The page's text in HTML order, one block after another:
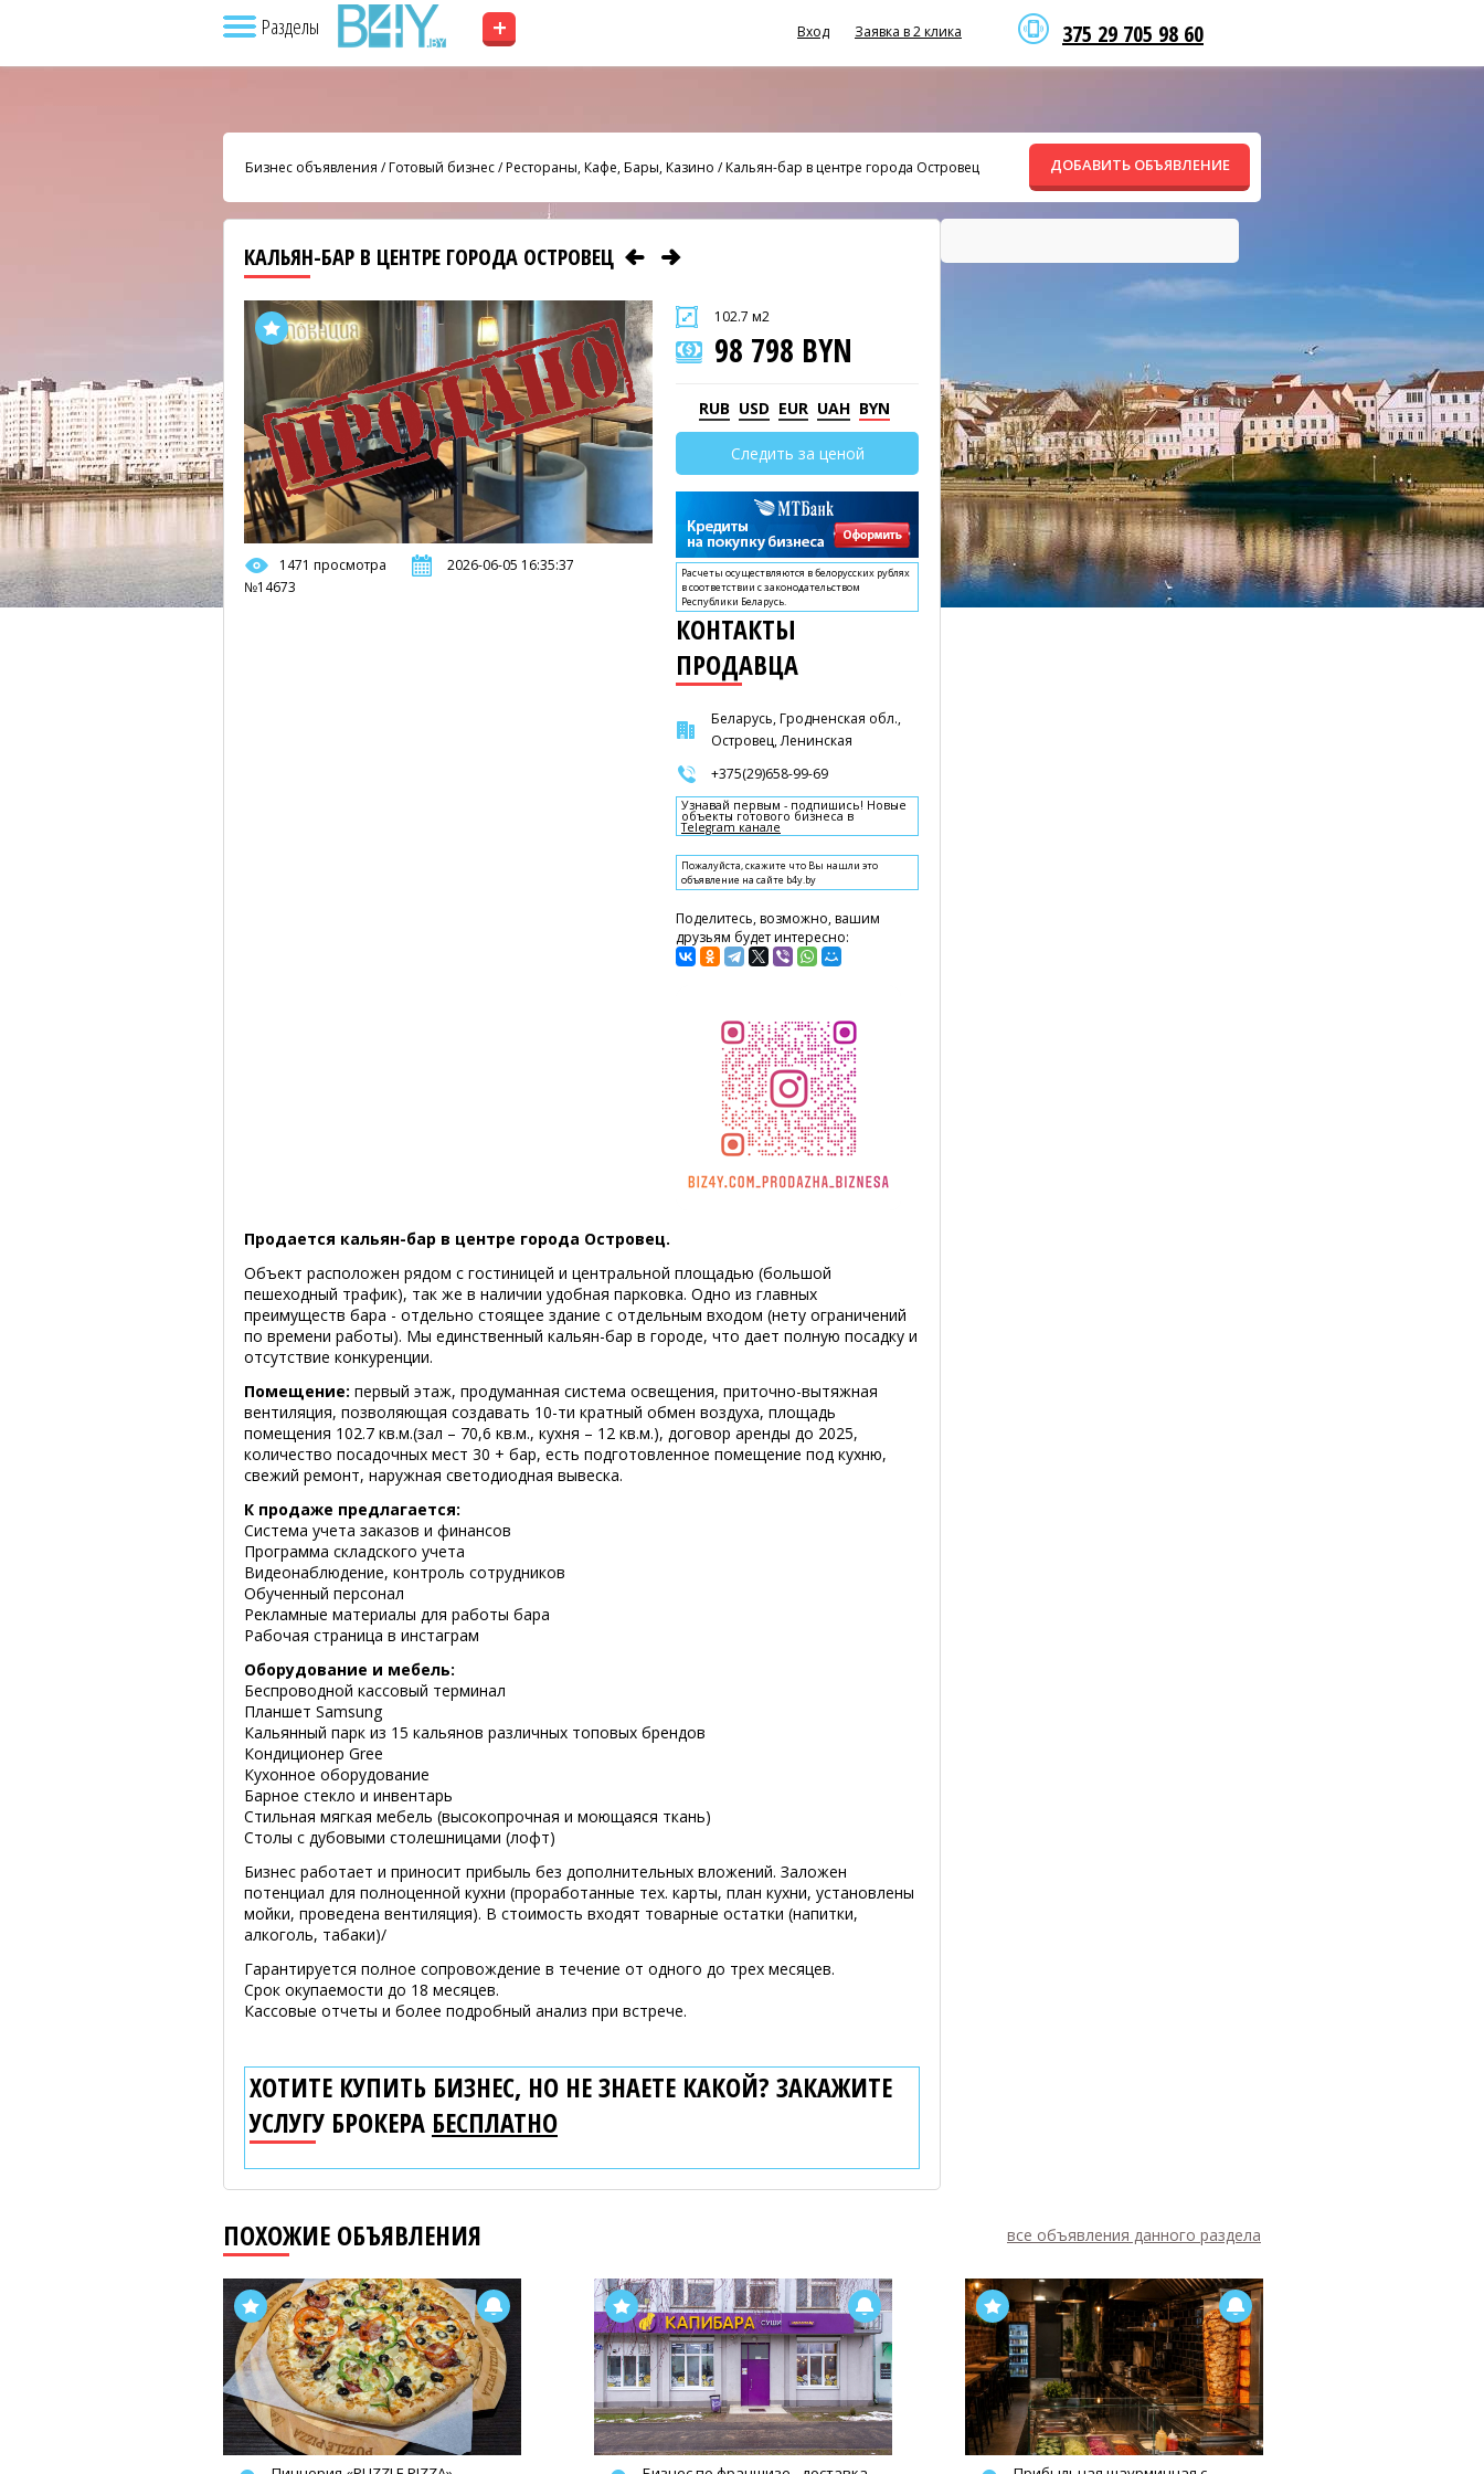
Разделы + 375 29 705 98 60
Вход Заявка в 2 клика
Бизнес объявления /Готовый бизнес/Рестораны, Кафе, Бары, Казино /Кальян-бар в центре города Островец ДОБАВИТЬ ОБЪЯВЛЕНИЕ
КАЛЬЯН-БАР В ЦЕНТРЕ ГОРОДА ОСТРОВЕЦ
1471 просмотра
2026-06-05 16:35:37
№14673
102.7 м2
98 798 BYN
RUB USD EUR UAH BYN
Следить за ценой
Расчеты осуществляются в белорусских рублях
в соответствии с законодательством
Республики Беларусь.
КОНТАКТЫ
ПРОДАВЦА
Беларусь, Гродненская обл.,
Островец, Ленинская
+375(29)658-99-69
Узнавай первым - подпишись! Новые
объекты готового бизнеса в
Telegram канале
Пожалуйста, скажите что Вы нашли это
объявление на сайте b4y.by
Поделитесь, возможно, вашим
друзьям будет интересно:
Продается кальян-бар в центре города Островец.
Объект расположен рядом с гостиницей и центральной площадью (большой
пешеходный трафик), так же в наличии удобная парковка. Одно из главных
преимуществ бара - отдельно стоящее здание с отдельным входом (нету ограничений
по времени работы). Мы единственный кальян-бар в городе, что дает полную посадку и
отсутствие конкуренции.
Помещение: первый этаж, продуманная система освещения, приточно-вытяжная
вентиляция, позволяющая создавать 10-ти кратный обмен воздуха, площадь
помещения 102.7 кв.м.(зал – 70,6 кв.м., кухня – 12 кв.м.), договор аренды до 2025,
количество посадочных мест 30 + бар, есть подготовленное помещение под кухню,
свежий ремонт, наружная светодиодная вывеска.
К продаже предлагается:
Система учета заказов и финансов
Программа складского учета
Видеонаблюдение, контроль сотрудников
Обученный персонал
Рекламные материалы для работы бара
Рабочая страница в инстаграм
Оборудование и мебель:
Беспроводной кассовый терминал
Планшет Samsung
Кальянный парк из 15 кальянов различных топовых брендов
Кондиционер Gree
Кухонное оборудование
Барное стекло и инвентарь
Стильная мягкая мебель (высокопрочная и моющаяся ткань)
Столы с дубовыми столешницами (лофт)
Бизнес работает и приносит прибыль без дополнительных вложений. Заложен
потенциал для полноценной кухни (проработанные тех. карты, план кухни, установлены
мойки, проведена вентиляция). В стоимость входят товарные остатки (напитки,
алкоголь, табаки)/
Гарантируется полное сопровождение в течение от одного до трех месяцев.
Срок окупаемости до 18 месяцев.
Кассовые отчеты и более подробный анализ при встрече.
ХОТИТЕ КУПИТЬ БИЗНЕС, НО НЕ ЗНАЕТЕ КАКОЙ? ЗАКАЖИТЕ
УСЛУГУ БРОКЕРА БЕСПЛАТНО
ПОХОЖИЕ ОБЪЯВЛЕНИЯ все объявления данного раздела